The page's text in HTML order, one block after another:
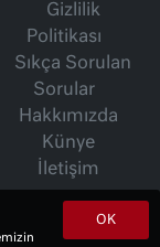
Gizlilik
Politikası
Sıkça Sorulan
Sorular
Hakkımızda
Künye
İletişim
OK